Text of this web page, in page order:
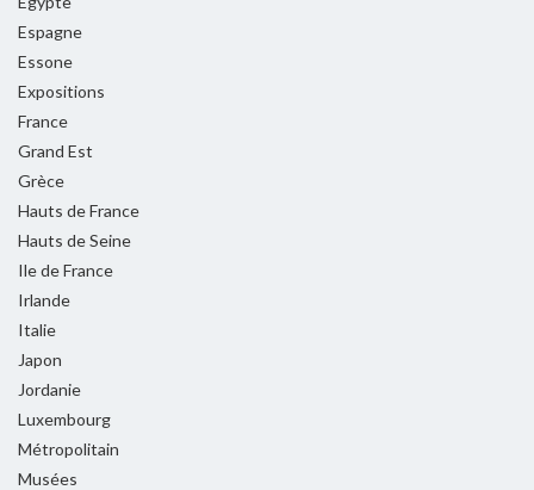
Espagne
Essone
Expositions
France
Grand Est
Grèce
Hauts de France
Hauts de Seine
Ile de France
Irlande
Italie
Japon
Jordanie
Luxembourg
Métropolitain
Musées